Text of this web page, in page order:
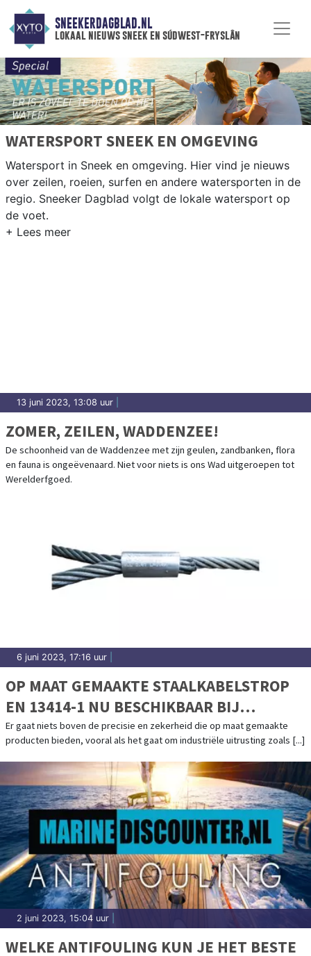
SNEEKERDAGBLAD.NL
lokaal nieuws sneek en súdwest-fryslân
WATERSPORT SNEEK EN OMGEVING
Watersport in Sneek en omgeving. Hier vind je nieuws
over zeilen, roeien, surfen en andere watersporten in de
regio. Sneeker Dagblad volgt de lokale watersport op
de voet.
13 juni 2023, 13:08 uur
ZOMER, ZEILEN, WADDENZEE!
De schoonheid van de Waddenzee met zijn geulen, zandbanken, flora
en fauna is ongeëvenaard. Niet voor niets is ons Wad uitgeroepen tot
Werelderfgoed.
6 juni 2023, 17:16 uur
OP MAAT GEMAAKTE STAALKABELSTROP
EN 13414-1 NU BESCHIKBAAR BIJ
STAALKABELSTUNTER
Er gaat niets boven de precisie en zekerheid die op maat gemaakte
producten bieden, vooral als het gaat om industriële uitrusting zoals [...]
2 juni 2023, 15:04 uur
WELKE ANTIFOULING KUN JE HET BESTE